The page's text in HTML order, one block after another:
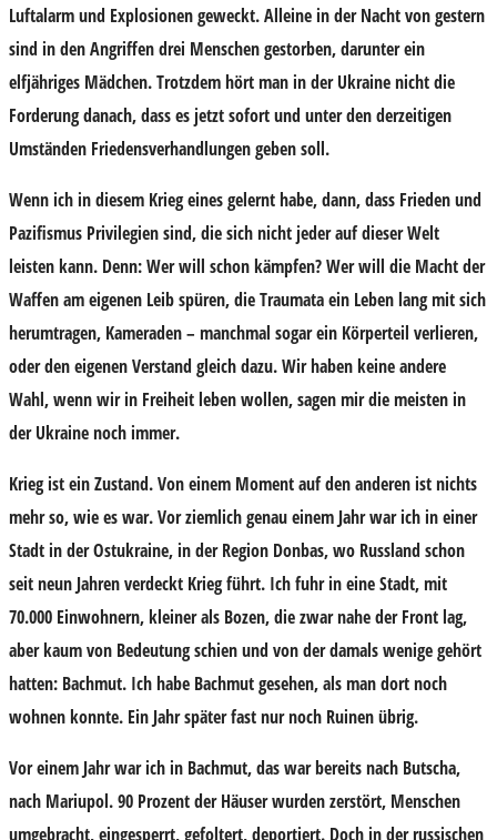
Luftalarm und Explosionen geweckt. Alleine in der Nacht von gestern
sind in den Angriffen drei Menschen gestorben, darunter ein
elfjähriges Mädchen. Trotzdem hört man in der Ukraine nicht die
Forderung danach, dass es jetzt sofort und unter den derzeitigen
Umständen Friedensverhandlungen geben soll.
Wenn ich in diesem Krieg eines gelernt habe, dann, dass Frieden und
Pazifismus Privilegien sind, die sich nicht jeder auf dieser Welt
leisten kann. Denn: Wer will schon kämpfen? Wer will die Macht der
Waffen am eigenen Leib spüren, die Traumata ein Leben lang mit sich
herumtragen, Kameraden – manchmal sogar ein Körperteil verlieren,
oder den eigenen Verstand gleich dazu. Wir haben keine andere
Wahl, wenn wir in Freiheit leben wollen, sagen mir die meisten in
der Ukraine noch immer.
Krieg ist ein Zustand. Von einem Moment auf den anderen ist nichts
mehr so, wie es war. Vor ziemlich genau einem Jahr war ich in einer
Stadt in der Ostukraine, in der Region Donbas, wo Russland schon
seit neun Jahren verdeckt Krieg führt. Ich fuhr in eine Stadt, mit
70.000 Einwohnern, kleiner als Bozen, die zwar nahe der Front lag,
aber kaum von Bedeutung schien und von der damals wenige gehört
hatten: Bachmut. Ich habe Bachmut gesehen, als man dort noch
wohnen konnte. Ein Jahr später fast nur noch Ruinen übrig.
Vor einem Jahr war ich in Bachmut, das war bereits nach Butscha,
nach Mariupol. 90 Prozent der Häuser wurden zerstört, Menschen
umgebracht, eingesperrt, gefoltert, deportiert. Doch in der russischen